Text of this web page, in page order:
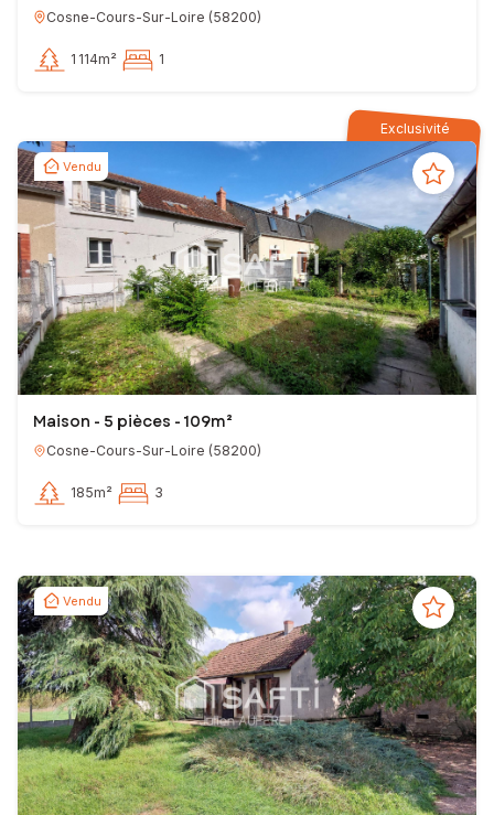
Cosne-Cours-Sur-Loire (58200)
1 114m² 1
Exclusivité
Vendu
Maison - 5 pièces - 109m²
Cosne-Cours-Sur-Loire (58200)
185m² 3
Vendu